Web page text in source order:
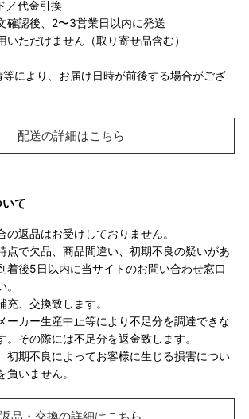
／代金引換
確認後、2〜3営業日以内に発送
いただけません（取り寄せ品含む）
により、お届け日時が前後する場合がござ
配送の詳細はこちら
て
の返品はお受けしておりません。
点で欠品、商品間違い、初期不良の疑いがあ
着後5日以内に当サイトのお問い合わせ窓口
、交換致します。
ーカー生産中止等により不足分を調達できな
。その際には不足分を返金致します。
初期不良によってお客様に生じる損害につい
いません。